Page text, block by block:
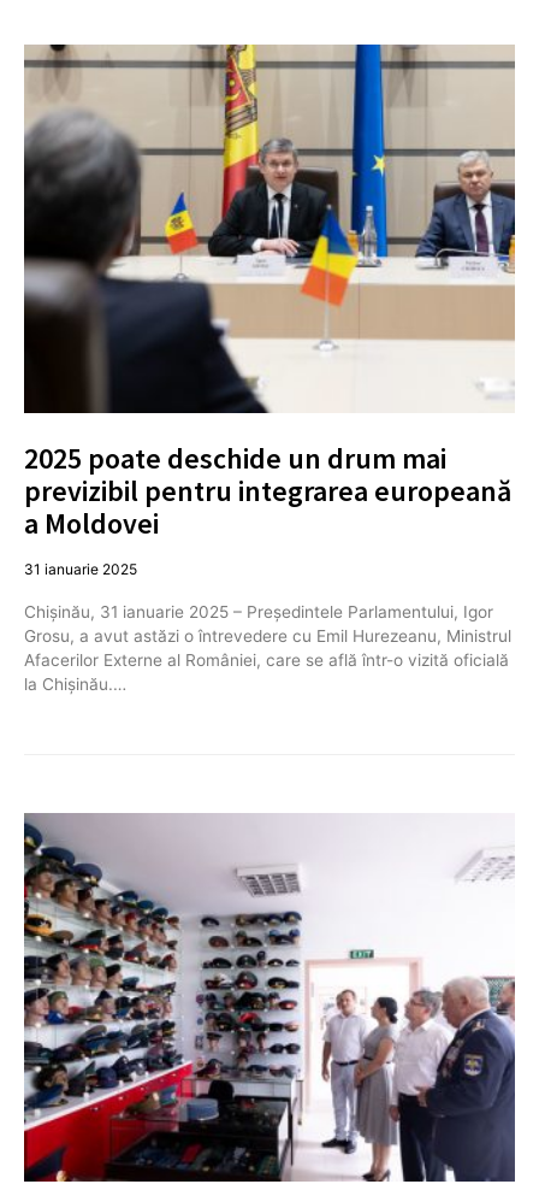
2025 poate deschide un drum mai
previzibil pentru integrarea europeană
a Moldovei
31 ianuarie 2025
Chișinău, 31 ianuarie 2025 – Președintele Parlamentului, Igor
Grosu, a avut astăzi o întrevedere cu Emil Hurezeanu, Ministrul
Afacerilor Externe al României, care se află într-o vizită oficială
la Chișinău.…